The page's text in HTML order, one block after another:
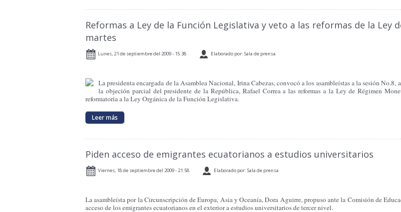
Reformas a Ley de la Función Legislativa y veto a las reformas de la Ley
martes
Lunes, 21 de septiembre del 2009 - 15:38 Elaborado por: Sala de prensa
La presidenta encargada de la Asamblea Nacional, Irina Cabezas, convocó a los asambleístas a la sesión No.8,
la objeción parcial del presidente de la República, Rafael Correa a las reformas a la Ley de Régimen
reformatoria a la Ley Orgánica de la Función Legislativa.
Leer más
Piden acceso de emigrantes ecuatorianos a estudios universitarios
Viernes, 18 de septiembre del 2009 - 21:58 Elaborado por: Sala de prensa
La asambleísta por la Circunscripción de Europa, Asia y Oceanía, Dora Aguirre, propuso ante la Comisión de
acceso de los emigrantes ecuatorianos en el exterior a estudios universitarios de tercer nivel.